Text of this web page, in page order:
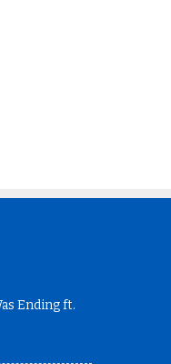
Ending ft.